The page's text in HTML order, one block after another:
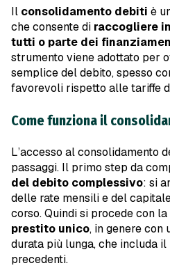
Il consolidamento debiti è
che consente di raccogliere
tutti o parte dei
strumento viene adottato per
semplice del debito, spesso
favorevoli rispetto alle tariffe
Come funziona il
L’accesso al consolidamento
passaggi. Il primo step da
del debito complessivo: si
delle rate mensili e del
corso. Quindi si procede con la
prestito unico, in genere con
durata più lunga, che includa
precedenti.